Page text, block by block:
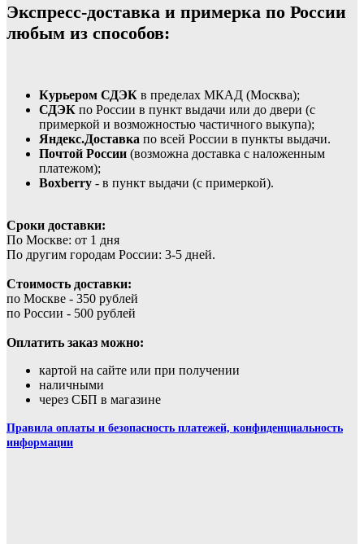
Экспресс-доставка и примерка по России
любым из способов:
Курьером СДЭК в пределах МКАД (Москва);
СДЭК по России в пункт выдачи или до двери (с
примеркой и возможностью частичного выкупа);
Яндекс.Доставка по всей России в пункты выдачи.
Почтой России (возможна доставка с наложенным
платежом);
Boxberry - в пункт выдачи (с примеркой).
Сроки доставки:
По Москве: от 1 дня
По другим городам России: 3-5 дней.
Стоимость доставки:
по Москве - 350 рублей
по России - 500 рублей
Оплатить заказ можно:
картой на сайте или при получении
наличными
через СБП в магазине
Правила оплаты и безопасность платежей, конфиденциальность
информации